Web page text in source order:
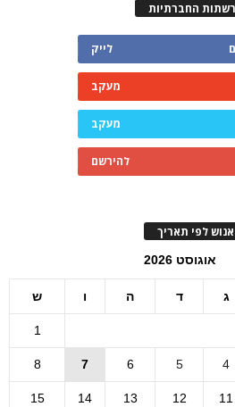
החברתיות
לייק
מעקב
מעקב
להירשם
לפי תאריך
אוגוסט 2026
ג ד ה ו ש
1
4
5
6
7
8
11
12
13
14
15